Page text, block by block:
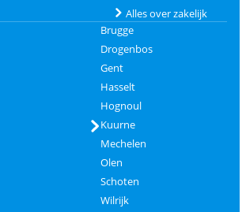
Alles over zakelijk
Brugge
Drogenbos
Gent
Hasselt
Hognoul
Kuurne
Mechelen
Olen
Schoten
Wilrijk